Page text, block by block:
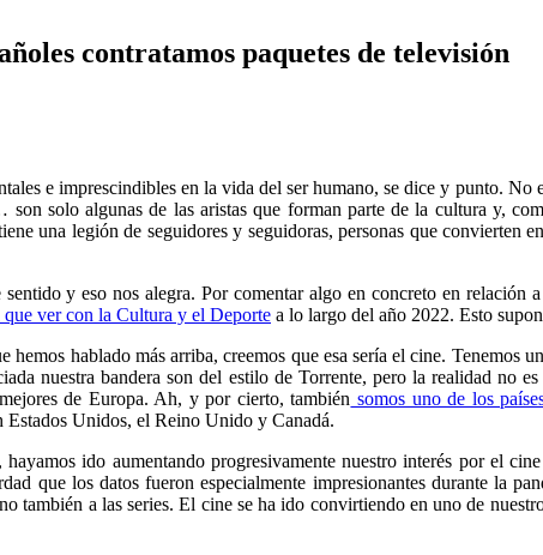
contratamos paquetes de televisión
e imprescindibles en la vida del ser humano, se dice y punto.
solo algunas de las aristas que forman parte de la cultura y,
una legión de seguidores y seguidoras, personas que convierten
y eso nos alegra. Por comentar algo en concreto en relación
ver con la Cultura y el Deporte a lo largo del año 2022. Esto
hemos hablado más arriba, creemos que esa sería el cine.
nuestra bandera son del estilo de Torrente, pero la realidad no
de Europa. Ah, y por cierto, también somos uno de los
Estados Unidos, el Reino Unido y Canadá.
ido aumentando progresivamente nuestro interés por el
que los datos fueron especialmente impresionantes durante la
también a las series. El cine se ha ido convirtiendo en uno de